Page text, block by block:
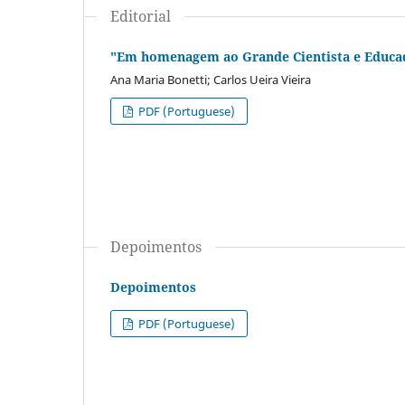
Editorial
"Em homenagem ao Grande Cientista e
Ana Maria Bonetti; Carlos Ueira Vieira
PDF (Portuguese)
Depoimentos
Depoimentos
PDF (Portuguese)